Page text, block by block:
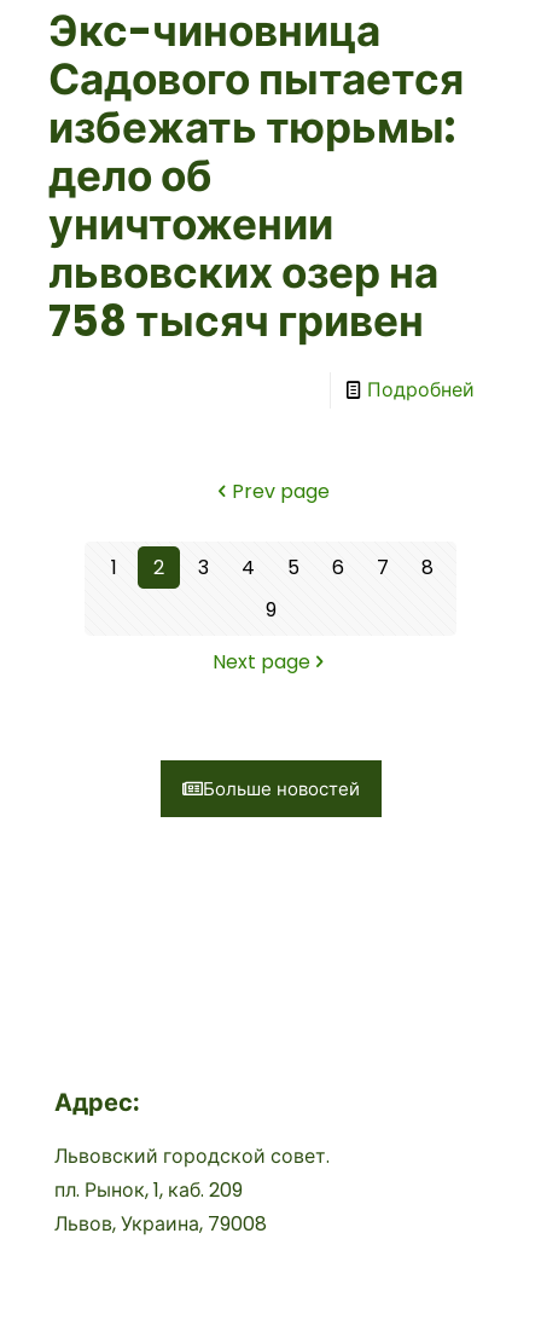
Экс-чиновница
Садового пытается
избежать тюрьмы:
дело об
уничтожении
львовских озер на
758 тысяч гривен
Подробней
Prev page
1 2 3 4 5 6 7
8
9
Next page
Больше новостей
Адрес:
Львовский городской совет.
пл. Рынок, 1, каб. 209
Львов, Украина, 79008